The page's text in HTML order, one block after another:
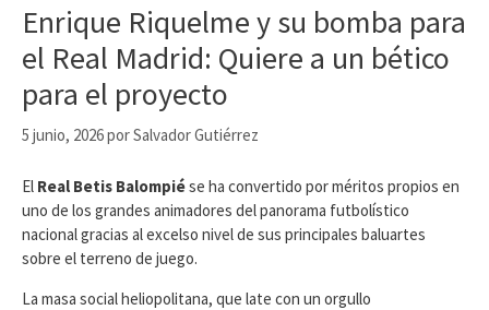
Enrique Riquelme y su bomba para
el Real Madrid: Quiere a un bético
para el proyecto
5 junio, 2026porSalvador Gutiérrez
​El Real Betis Balompiése ha convertido por méritos propios en
uno de los grandes animadores del panorama futbolístico
nacional gracias al excelso nivel de sus principales baluartes
sobre el terreno de juego.
La masa social heliopolitana, que late con un orgullo